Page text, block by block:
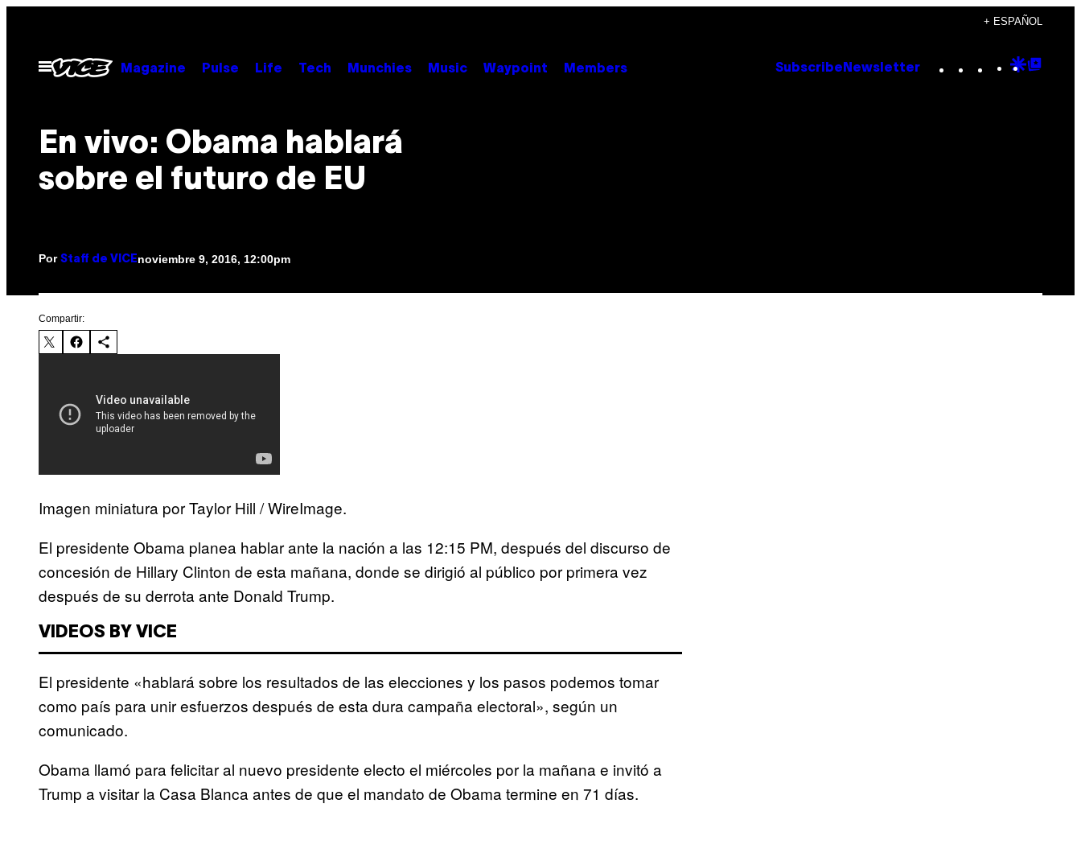
contenido
+ ESPAÑOL
Abrir
Menú
Magazine Pulse Life Tech Munchies Music Waypoint Members Subscribe Newsletter Instagram
TikTok
YouTube
Google
En vivo: Obama hablará
sobre el futuro de EU
Por Staff de VICEnoviembre 9, 2016, 12:00pm
Compartir:
Imagen miniatura por Taylor Hill / WireImage.
El presidente Obama planea hablar ante la nación a las 12:15 PM, después del discurso de
concesión de Hillary Clinton de esta mañana, donde se dirigió al público por primera vez
después de su derrota ante Donald Trump.
VIDEOS BY VICE
El presidente «hablará sobre los resultados de las elecciones y los pasos podemos tomar
como país para unir esfuerzos después de esta dura campaña electoral», según un
comunicado.
Obama llamó para felicitar al nuevo presidente electo el miércoles por la mañana e invitó a
Trump a visitar la Casa Blanca antes de que el mandato de Obama termine en 71 días.